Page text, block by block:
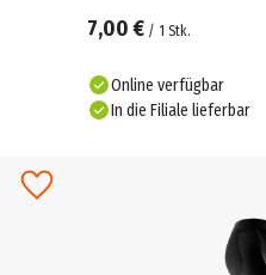
7,00 € / 1 Stk.
Online verfügbar
In die Filiale lieferbar